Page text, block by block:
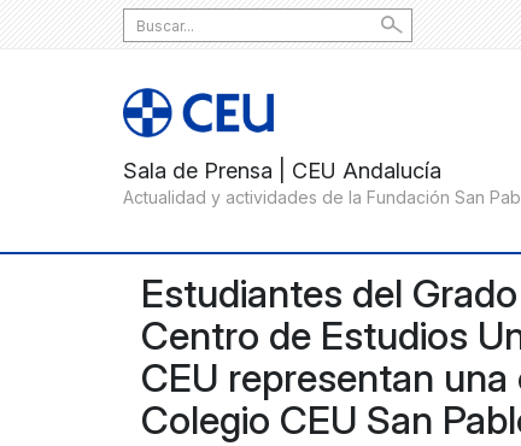
Search
for:
Estudiantes del
Centro de Estudios
CEU representan
Colegio CEU San